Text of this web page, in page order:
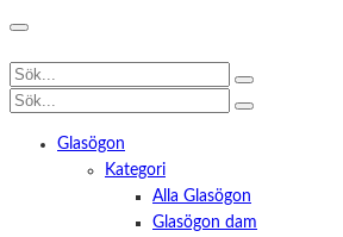
Glasögon
Kategori
Alla Glasögon
Glasögon dam